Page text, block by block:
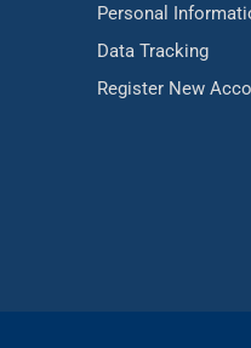
Personal
Data Tracking
Register New